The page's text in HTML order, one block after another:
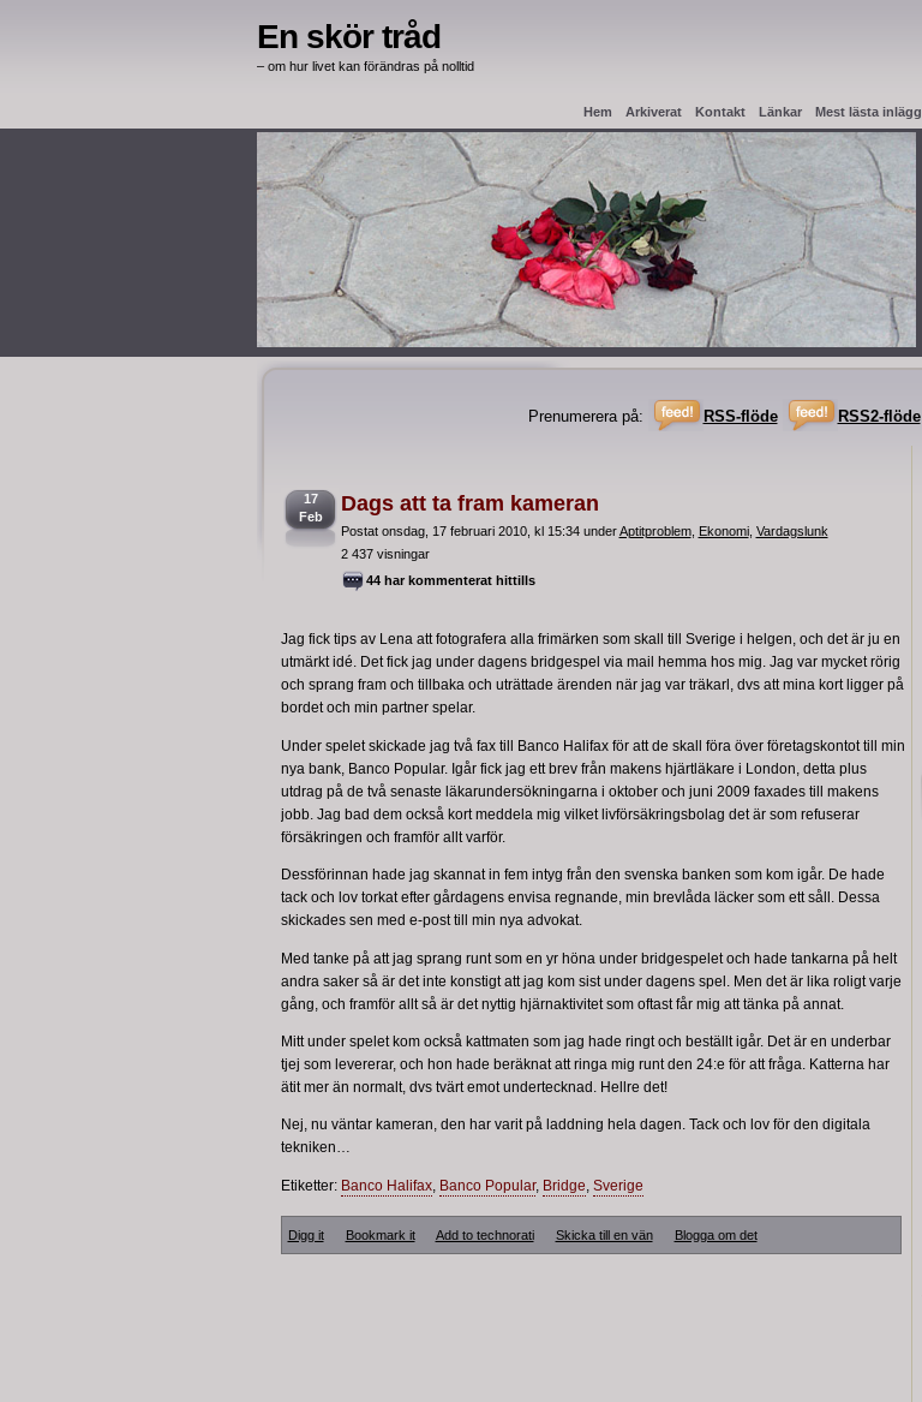
En skör tråd
– om hur livet kan förändras på nolltid
Hem Arkiverat Kontakt Länkar Mest lästa inlägg
Haag Apostille Intyg från testamentregistret
Prenumerera på: RSS-flöde RSS2-flöde
17
Feb
Dags att ta fram kameran
Postat onsdag, 17 februari 2010, kl 15:34 underAptitproblem, Ekonomi, Vardagslunk
2 437 visningar
44 har kommenterat hittills
Jag fick tips av Lena att fotografera alla frimärken som skall till Sverige i helgen, och det är ju en
utmärkt idé. Det fick jag under dagens bridgespel via mail hemma hos mig. Jag var mycket rörig
och sprang fram och tillbaka och uträttade ärenden när jag var träkarl, dvs att mina kort ligger på
bordet och min partner spelar.
Under spelet skickade jag två fax till Banco Halifax för att de skall föra över företagskontot till min
nya bank, Banco Popular. Igår fick jag ett brev från makens hjärtläkare i London, detta plus
utdrag på de två senaste läkarundersökningarna i oktober och juni 2009 faxades till makens
jobb. Jag bad dem också kort meddela mig vilket livförsäkringsbolag det är som refuserar
försäkringen och framför allt varför.
Dessförinnan hade jag skannat in fem intyg från den svenska banken som kom igår. De hade
tack och lov torkat efter gårdagens envisa regnande, min brevlåda läcker som ett såll. Dessa
skickades sen med e-post till min nya advokat.
Med tanke på att jag sprang runt som en yr höna under bridgespelet och hade tankarna på helt
andra saker så är det inte konstigt att jag kom sist under dagens spel. Men det är lika roligt varje
gång, och framför allt så är det nyttig hjärnaktivitet som oftast får mig att tänka på annat.
Mitt under spelet kom också kattmaten som jag hade ringt och beställt igår. Det är en underbar
tjej som levererar, och hon hade beräknat att ringa mig runt den 24:e för att fråga. Katterna har
ätit mer än normalt, dvs tvärt emot undertecknad. Hellre det!
Nej, nu väntar kameran, den har varit på laddning hela dagen. Tack och lov för den digitala
tekniken…
Etiketter: Banco Halifax, Banco Popular, Bridge Sverige
Digg it Bookmark it Add to technorati Skicka till en vän Blogga om det